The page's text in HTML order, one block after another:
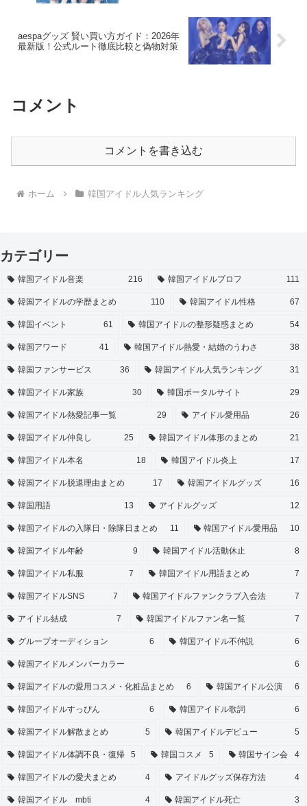
aespaグッズ 賢い買い方ガイド：2026年
最新版！公式ルート徹底比較と偽物対策
コメント
コメントを書き込む
ホーム 韓国アイドル人気ランキング
カテゴリー
韓国アイドル音楽 216 韓国アイドルプロフ 111
韓国アイドルの学歴まとめ 110 韓国アイドル性格 67
韓国イベント 61 韓国アイドルの整形疑惑まとめ 54
韓国アワード 41 韓国アイドル熱愛・結婚のうわさ 38
韓国ファンサービス 36 韓国アイドル人気ランキング 31
韓国アイドル家族 30 韓国ポータルサイト 29
韓国アイドル熱愛記事一覧 29 アイドル愛用品 26
韓国アイドル仲良し 25 韓国アイドル体形のまとめ 21
韓国アイドル本名 18 韓国アイドル炎上 17
韓国アイドル脱退理由まとめ 17 韓国アイドルグッズ 16
韓国用語 13 アイドルグッズ 12
韓国アイドルの入隊日・除隊日まとめ 11 韓国アイドル愛用品 10
韓国アイドル年齢 9 韓国アイドル活動休止 8
韓国アイドル私服 7 韓国アイドル用語まとめ 7
韓国アイドルSNS 7 韓国アイドルファンクラブ入会法 7
アイドル結成 7 韓国アイドルファン名一覧 7
グループオーディション 6 韓国アイドル不仲説 6
韓国アイドルメンバーカラー 6
韓国アイドルの愛用コスメ・化粧品まとめ 6 韓国アイドル公演 6
韓国アイドルすっぴん 6 韓国アイドル歌詞 6
韓国アイドル解散まとめ 5 韓国アイドルデビュー 5
韓国アイドル体調不良・復帰 5 韓国コスメ 5 韓国サイン会 4
韓国アイドルの愛犬まとめ 4 アイドルグッズ保存方法 4
韓国アイドル mbti 4 韓国アイドル死亡 3